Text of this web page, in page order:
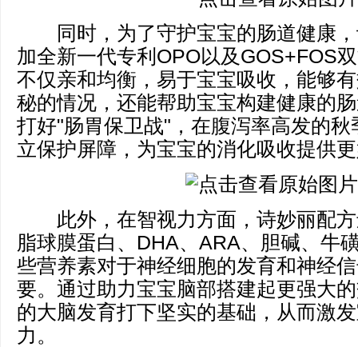
同时，为了守护宝宝的肠道健康，
加全新一代专利OPO以及GOS+FOS
不仅亲和均衡，易于宝宝吸收，能够
秘的情况，还能帮助宝宝构建健康的
打好"肠胃保卫战"，在腹泻率高发的
立保护屏障，为宝宝的消化吸收提供
此外，在智视力方面，诗妙丽配方
脂球膜蛋白、DHA、ARA、胆碱、牛
些营养素对于神经细胞的发育和神经
要。通过助力宝宝脑部搭建起更强大
的大脑发育打下坚实的基础，从而激
力。